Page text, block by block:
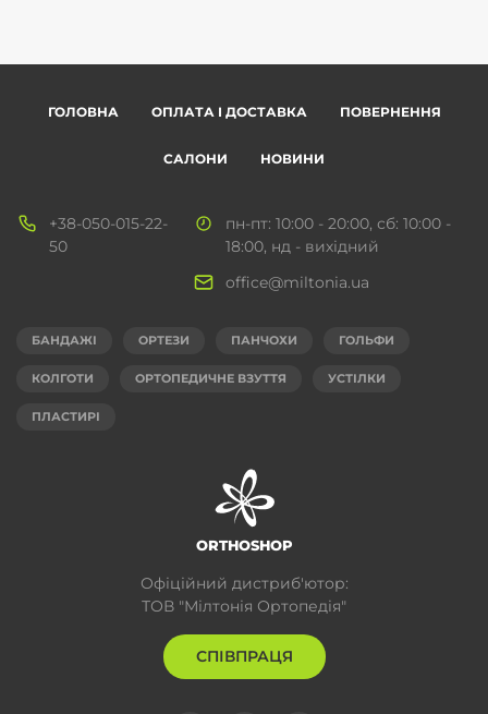
ORTHOSHOP
Офіційний дистриб'ютор:
ТОВ "Мілтонія Ортопедія"
СПІВПРАЦЯ
пн-пт: 10:00 - 20:00, сб: 10:00 -
18:00, нд - вихідний
+38-050-015-22-
50
office@miltonia.ua
БАНДАЖІ ОРТЕЗИ ПАНЧОХИ ГОЛЬФИ
КОЛГОТИ ОРТОПЕДИЧНЕ ВЗУТТЯ УСТІЛКИ
ПЛАСТИРІ
ГОЛОВНА ОПЛАТА І ДОСТАВКА ПОВЕРНЕННЯ
САЛОНИ НОВИНИ